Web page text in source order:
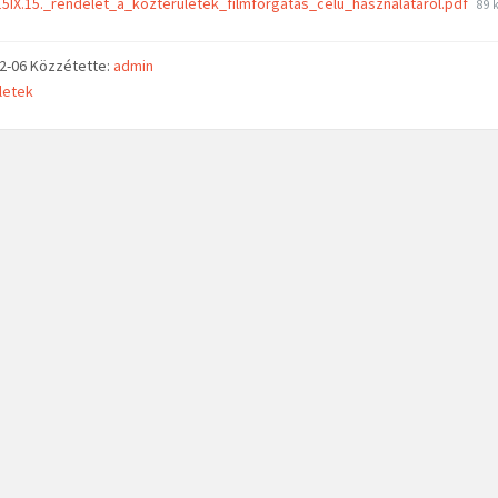
89
06Közzétette:admin